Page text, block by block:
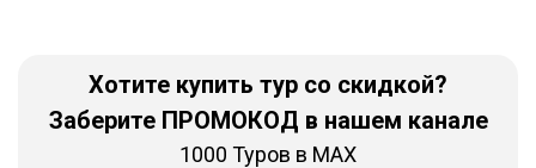
Хотите купить тур со скидкой?
Заберите ПРОМОКОД в нашем канале
1000 Туров в MAX
Вьетнам
Хайнань